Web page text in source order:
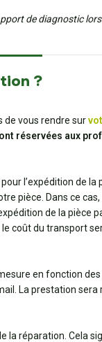
de diagnostic
?
de vous rendre sur
réservées aux
l’expédition de
pièce. Dans ce
de la
coût du transport
en fonction
La prestation sera
réparation. Cela